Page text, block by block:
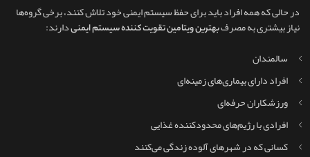
در حالی که همه افراد باید برای حفظ سیستم ایمنی خود تلاش کنند، برخی گروه‌ها
نیاز بیشتری به مصرفبهترین ویتامین تقویت کننده سیستم ایمنیدارند:
سالمندان
افراد دارای بیماری‌های زمینه‌ای
ورزشکاران حرفه‌ای
افرادی با رژیم‌های محدودکننده غذایی
کسانی که در شهرهای آلوده زندگی می‌کنند